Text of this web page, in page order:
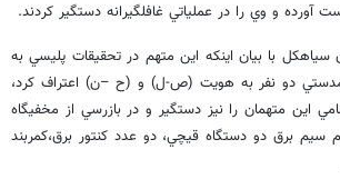
و وي را در عملياتي غافلگيرانه دستگير كردند.
سياهكل با بيان اينكه اين متهم در تحقيقات پليسي به
دو نفر به هويت (ص-ل) و (ح –ن) اعتراف كرد،
اين متهمان را نيز دستگير و در بازرسي از مخفيگاه
سيم برق دو دستگاه قيچي، دو عدد کنتور برق،کمربند